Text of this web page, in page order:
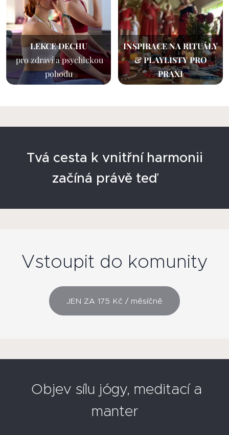
LEKCE DECHU
pro zdraví a psychickou
pohodu
INSPIRACE NA RITUÁLY
& PLAYLISTY PRO
PRAXI
Tvá cesta k vnitřní harmonii
začíná právě teď ✨
Vstoupit do komunity
JEN ZA 175 Kč / měsíčně
Objev sílu jógy, meditací a
manter